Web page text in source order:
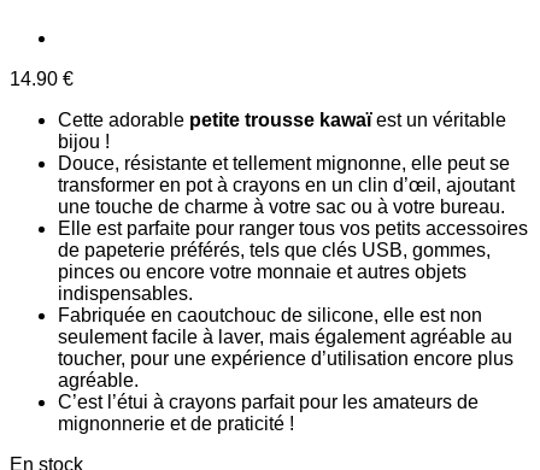
14.90 €
Cette adorable petite trousse kawaïest un véritable
bijou !
Douce, résistante et tellement mignonne, elle peut se
transformer en pot à crayons en un clin d’œil, ajoutant
une touche de charme à votre sac ou à votre bureau.
Elle est parfaite pour ranger tous vos petits accessoires
de papeterie préférés, tels que clés USB, gommes,
pinces ou encore votre monnaie et autres objets
indispensables.
Fabriquée en caoutchouc de silicone, elle est non
seulement facile à laver, mais également agréable au
toucher, pour une expérience d’utilisation encore plus
agréable.
C’est l’étui à crayons parfait pour les amateurs de
mignonnerie et de praticité !
En stock